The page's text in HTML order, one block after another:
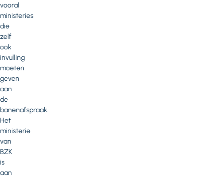
vooral
ministeries
die
zelf
ook
invulling
moeten
geven
aan
de
banenafspraak.
Het
ministerie
van
BZK
is
aan